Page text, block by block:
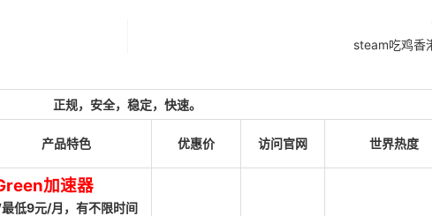
steam吃鸡香
正规，安全，稳定，快速。
产品特色 优惠价 访问官网 世界热度
加速器
低9元/月，有不限时间